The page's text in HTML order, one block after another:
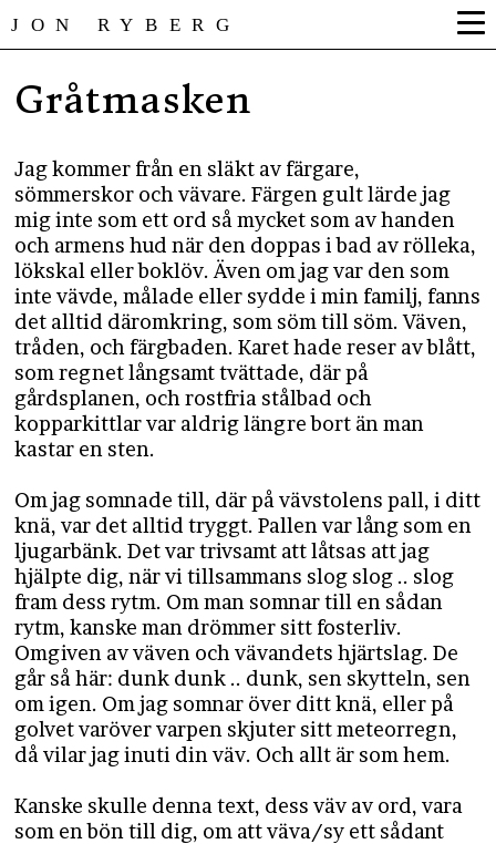
JON RYBERG
Gråtmasken
Jag kommer från en släkt av färgare,
sömmerskor och vävare. Färgen gult lärde jag
mig inte som ett ord så mycket som av handen
och armens hud när den doppas i bad av rölleka,
lökskal eller boklöv. Även om jag var den som
inte vävde, målade eller sydde i min familj, fanns
det alltid däromkring, som söm till söm. Väven,
tråden, och färgbaden. Karet hade reser av blått,
som regnet långsamt tvättade, där på
gårdsplanen, och rostfria stålbad och
kopparkittlar var aldrig längre bort än man
kastar en sten.
Om jag somnade till, där på vävstolens pall, i ditt
knä, var det alltid tryggt. Pallen var lång som en
ljugarbänk. Det var trivsamt att låtsas att jag
hjälpte dig, när vi tillsammans slog slog .. slog
fram dess rytm. Om man somnar till en sådan
rytm, kanske man drömmer sitt fosterliv.
Omgiven av väven och vävandets hjärtslag. De
går så här: dunk dunk .. dunk, sen skytteln, sen
om igen. Om jag somnar över ditt knä, eller på
golvet varöver varpen skjuter sitt meteorregn,
då vilar jag inuti din väv. Och allt är som hem.
Kanske skulle denna text, dess väv av ord, vara
som en bön till dig, om att väva/sy ett sådant